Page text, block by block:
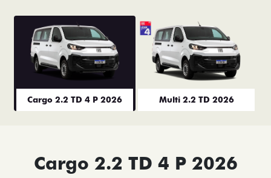
Cargo 2.2 TD 4 P 2026 Multi 2.2 TD 2026
Cargo 2.2 TD 4 P 2026